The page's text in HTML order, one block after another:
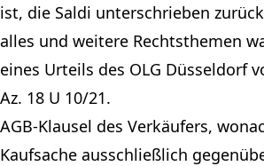
ist, die Saldi unterschrieben
alles und weitere Rechtsthemen
eines Urteils des OLG Düsseldorf
Az. 18 U 10/21.
AGB-Klausel des Verkäufers,
Kaufsache ausschließlich